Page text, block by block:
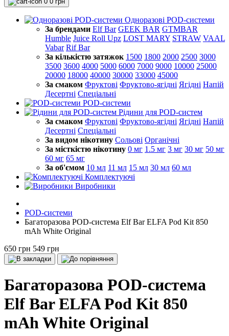
Одноразові POD-системи
За брендами Elf Bar GEEK BAR GTMBAR
Humble Juice Roll Upz LOST MARY STRAW VAAL
Vabar Rif Bar
За кількістю затяжок 1500 1800 2000 2500 3000
3500 3600 4000 5000 6000 7000 9000 10000 25000
20000 18000 40000 30000 33000 45000
За смаком Фруктові Фруктово-ягідні Ягідні Напій
Десертні Спеціальні
POD-системи
Рідини для POD-систем
За смаком Фруктові Фруктово-ягідні Ягідні Напій
Десертні Спеціальні
За видом нікотину Сольові Органічні
За місткістю нікотину 0 мг 1.5 мг 3 мг 30 мг 50 мг
60 мг 65 мг
За об'ємом 10 мл 11 мл 15 мл 30 мл 60 мл
Комплектуючі
Виробники
POD-системи
Багаторазова POD-система Elf Bar ELFA Pod Kit 850
mAh White Original
650 грн 549 грн
Багаторазова POD-система
Elf Bar ELFA Pod Kit 850
mAh White Original